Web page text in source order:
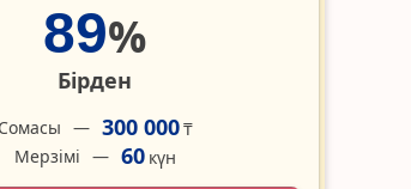
89%
Бірден
Сомасы 300 000₸
Мерзімі
60 күн